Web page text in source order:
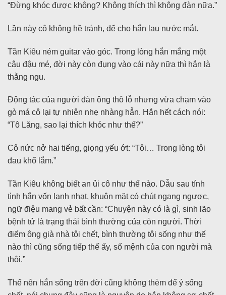
“Đừng khóc được không? Không thích thì không đàn nữa.”
Lần này cô không hề tránh, để cho hắn lau nước mắt.
Tần Kiêu ném guitar vào góc. Trong lòng hắn mắng một
câu đậu mé, đời này còn đụng vào cái này nữa thì hắn là
thằng ngu.
Động tác của người đàn ông thô lỗ nhưng vừa chạm vào
gò má cô lại tự nhiên nhẹ nhàng hẳn. Hắn hết cách nói:
“Tô Lăng, sao lại thích khóc như thế?”
Cô nức nở hai tiếng, giọng yếu ớt: “Tôi… Trong lòng tôi
đau khổ lắm.”
Tần Kiêu không biết an ủi cô như thế nào. Dẫu sau tính
tình hắn vốn lạnh nhạt, khuôn mặt có chút ngang ngược,
ngữ điệu mang vẻ bất cần: “Chuyện này có là gì, sinh lão
bệnh tử là trạng thái bình thường của còn người. Thời
điểm ông già nhà tôi chết, bình thường tôi sống như thế
nào thì cũng sống tiếp thế ấy, số mệnh của con người mà
thôi.”
Thế nên hắn sống trên đời cũng không thèm để ý sống